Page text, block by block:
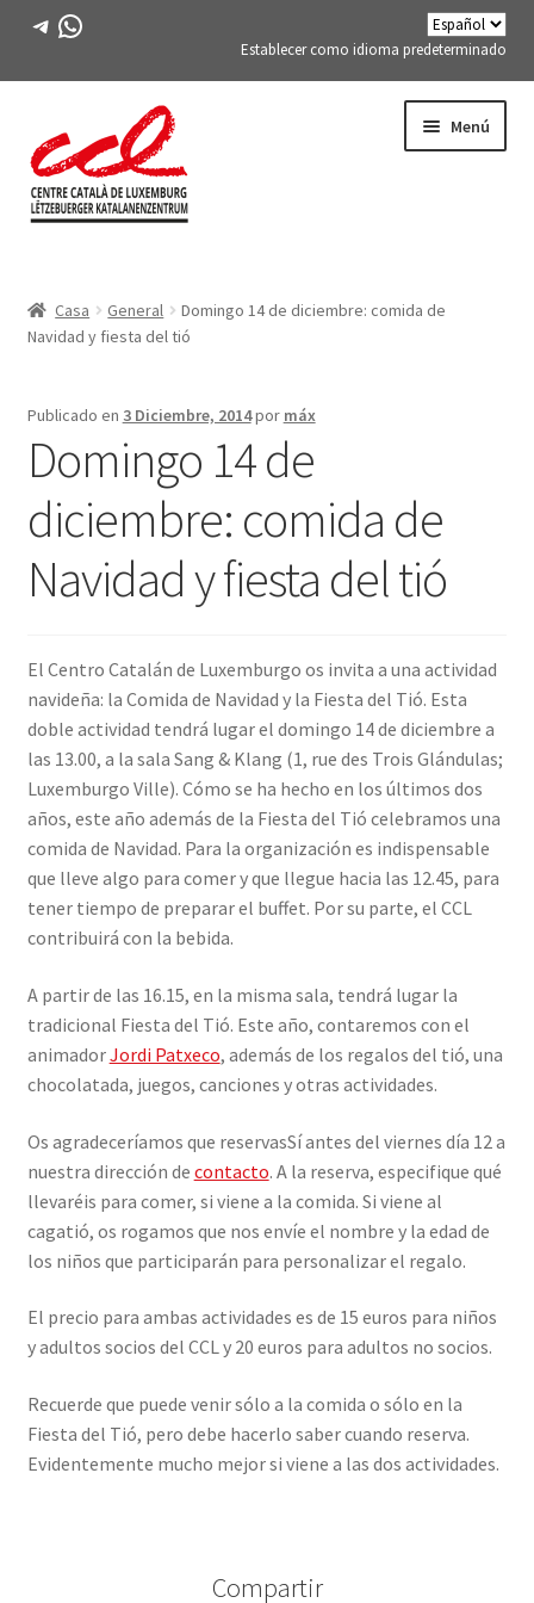
Telegrama
WhatsApp
Establecer como idioma predeterminado
la
navegación
al
contenido
Menú
ACTIVIDADES
MIEMBROS DE FES-TE
LIBRO
INICIAR SESIÓN
Casa General
Domingo 14 de diciembre: comida de
Navidad y fiesta del tió
Publicado en 3 Diciembre, 2014por máx
Domingo 14 de
diciembre: comida de
Navidad y fiesta del tió
El Centro Catalán de Luxemburgo os invita a una actividad
navideña: la Comida de Navidad y la Fiesta del Tió. Esta
doble actividad tendrá lugar el domingo 14 de diciembre a
las 13.00, a la sala Sang & Klang (1, rue des Trois Glándulas;
Luxemburgo Ville). Cómo se ha hecho en los últimos dos
años, este año además de la Fiesta del Tió celebramos una
comida de Navidad. Para la organización es indispensable
que lleve algo para comer y que llegue hacia las 12.45, para
tener tiempo de preparar el buffet. Por su parte, el CCL
contribuirá con la bebida.
A partir de las 16.15, en la misma sala, tendrá lugar la
tradicional Fiesta del Tió. Este año, contaremos con el
animadorJordi Patxeco, además de los regalos del tió, una
chocolatada, juegos, canciones y otras actividades.
Os agradeceríamos que reservasSí antes del viernes día 12 a
nuestra dirección de contacto. A la reserva, especifique qué
llevaréis para comer, si viene a la comida. Si viene al
cagatió, os rogamos que nos envíe el nombre y la edad de
los niños que participarán para personalizar el regalo.
El precio para ambas actividades es de 15 euros para niños
y adultos socios del CCL y 20 euros para adultos no socios.
Recuerde que puede venir sólo a la comida o sólo en la
Fiesta del Tió, pero debe hacerlo saber cuando reserva.
Evidentemente mucho mejor si viene a las dos actividades.
Compartir